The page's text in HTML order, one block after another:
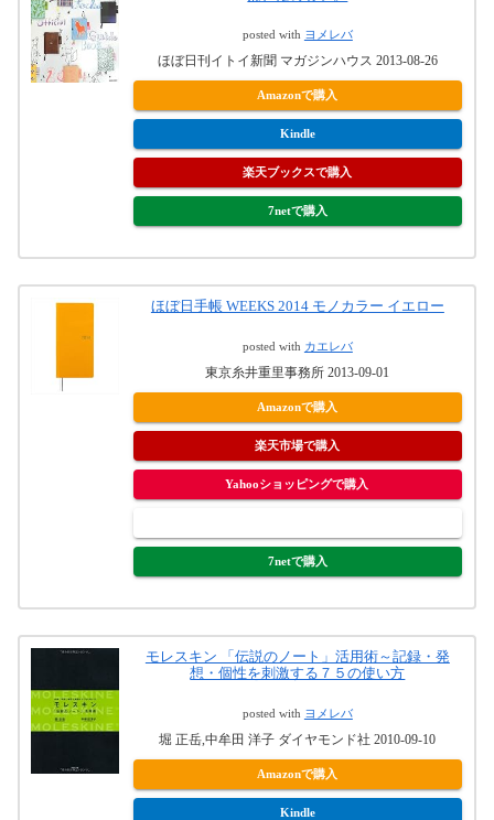
posted with ヨメレバ
ほぼ日刊イトイ新聞 マガジンハウス 2013-08-26
Amazonで購入
Kindle
楽天ブックスで購入
7netで購入
ほぼ日手帳 WEEKS 2014 モノカラー イエロー
posted with カエレバ
東京糸井重里事務所 2013-09-01
Amazonで購入
楽天市場で購入
Yahooショッピングで購入
7netで購入
モレスキン 「伝説のノート」活用術～記録・発
想・個性を刺激する７５の使い方
posted with ヨメレバ
堀 正岳,中牟田 洋子 ダイヤモンド社 2010-09-10
Amazonで購入
Kindle